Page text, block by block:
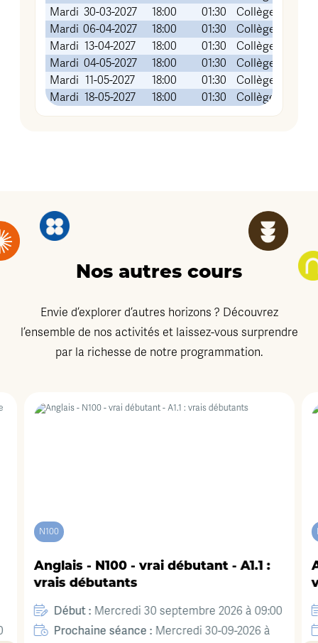
Mardi 30-03-2027 18:00 01:30
Collège FOCH
Mardi 06-04-2027 18:00 01:30
Collège FOCH
Mardi 13-04-2027 18:00 01:30
Collège FOCH
Mardi 04-05-2027 18:00 01:30
Collège FOCH
Mardi 11-05-2027 18:00 01:30
Collège FOCH
Mardi 18-05-2027 18:00 01:30 Collège FOCH
Nos autres cours
Envie d’explorer d’autres horizons ? Découvrez
l’ensemble de nos activités et laissez-vous surprendre
par la richesse de notre programmation.
N100
Anglais - N100 - vrai débutant - A1.1 :
vrais débutants
Début : Mercredi 30 septembre 2026 à 09:00
Prochaine séance : Mercredi 30-09-2026 à